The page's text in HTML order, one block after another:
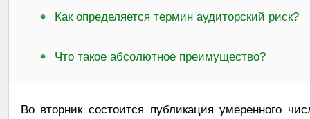
Как определяется термин аудиторский риск?
Что такое абсолютное преимущество?
Во вторник состоится публикация умеренного